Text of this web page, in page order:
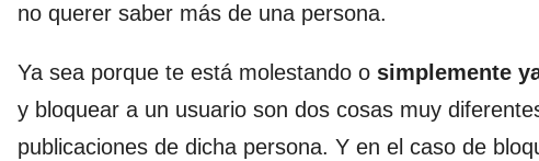
no querer saber más de una persona.
Ya sea porque te está molestando o simplemente
y bloquear a un usuario son dos cosas muy
publicaciones de dicha persona. Y en el caso de